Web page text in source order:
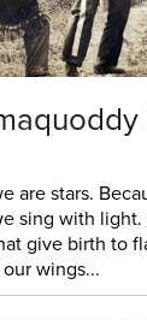
are stars.
sing with
give birth to
wings...